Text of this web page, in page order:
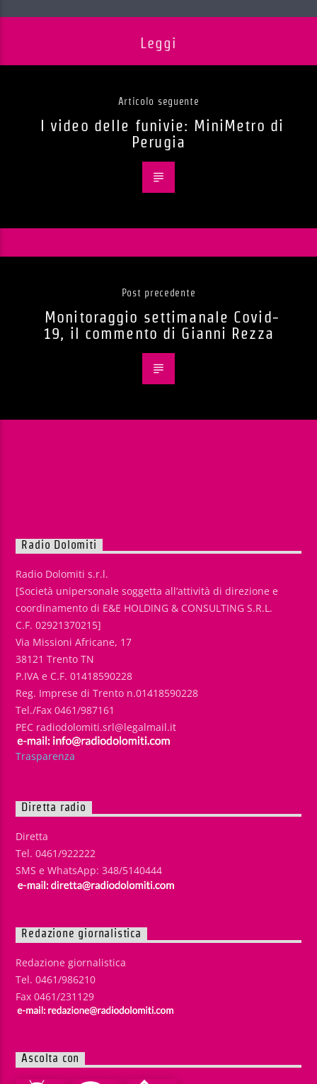
Leggi
Articolo seguente
I video delle funivie: MiniMetro di
Perugia
Post precedente
Monitoraggio settimanale Covid-
19, il commento di Gianni Rezza
Radio Dolomiti
Radio Dolomiti s.r.l.
[Società unipersonale soggetta all’attività di direzione e
coordinamento di E&E HOLDING & CONSULTING S.R.L.
C.F. 02921370215]
Via Missioni Africane, 17
38121 Trento TN
P.IVA e C.F. 01418590228
Reg. Imprese di Trento n.01418590228
Tel./Fax 0461/987161
PEC radiodolomiti.srl@legalmail.it
Trasparenza
Diretta radio
Diretta
Tel. 0461/922222
SMS e WhatsApp: 348/5140444
Redazione giornalistica
Redazione giornalistica
Tel. 0461/986210
Fax 0461/231129
Ascolta con